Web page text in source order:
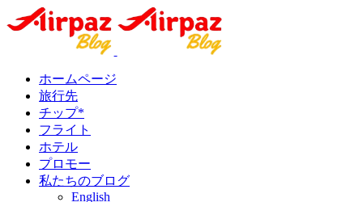
ホームページ
旅行先
チップ*
フライト
ホテル
プロモー
私たちのブログ
English